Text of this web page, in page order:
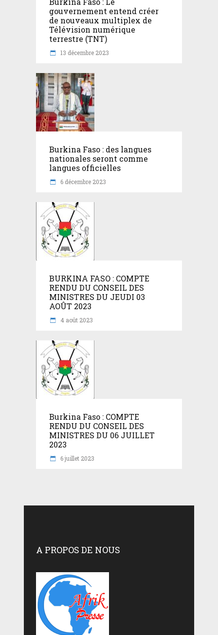
gouvernement entend créer
de nouveaux multiplex de
Télévision numérique
terrestre (TNT)
13 décembre 2023
Burkina Faso : des langues
nationales seront comme
langues officielles
6 décembre 2023
BURKINA FASO : COMPTE
RENDU DU CONSEIL DES
MINISTRES DU JEUDI 03
AOÛT 2023
4 août 2023
Burkina Faso : COMPTE
RENDU DU CONSEIL DES
MINISTRES DU 06 JUILLET
2023
6 juillet 2023
A PROPOS DE NOUS